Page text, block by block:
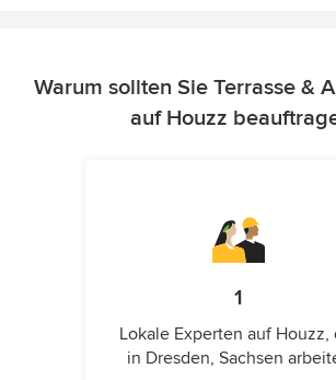
Warum sollten Sie Terrasse &
auf Houzz
1
Lokale Experten auf Houzz,
in Dresden, Sachsen